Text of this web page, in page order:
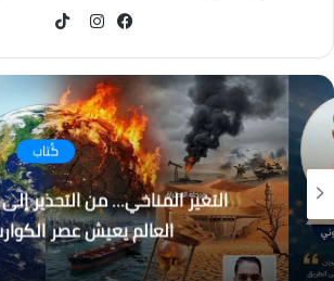
كُتاب
التغير المناخي… من التحذير إلى
العالم يعيش عصر الكوارث